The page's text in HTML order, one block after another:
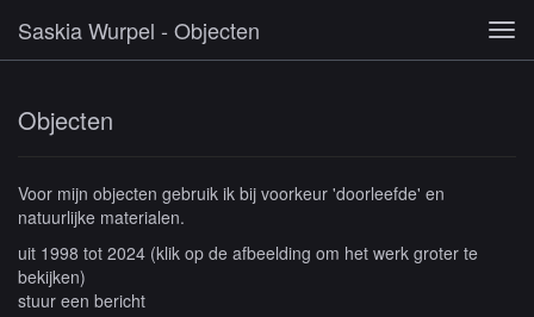
Saskia Wurpel - Objecten
Objecten
Voor mijn objecten gebruik ik bij voorkeur 'doorleefde' en
natuurlijke materialen.
uit 1998 tot 2024 (klik op de afbeelding om het werk groter te
bekijken)
stuur een bericht